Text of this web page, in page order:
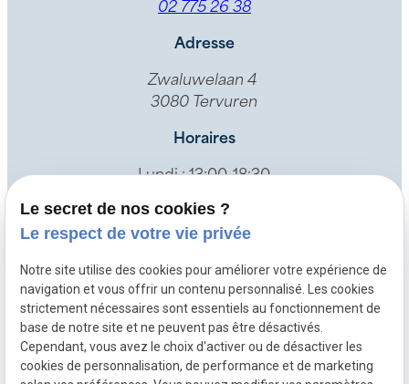
02 775 26 38
Adresse
Zwaluwelaan 4
3080 Tervuren
Horaires
Lundi : 13:00-18:30
Vendredi : 13:00-18:00
Samedi : 08:00-12:00
Accueil
Le secret de nos cookies ?
Le respect de votre vie privée
Notre site utilise des cookies pour améliorer votre expérience de
navigation et vous offrir un contenu personnalisé. Les cookies
strictement nécessaires sont essentiels au fonctionnement de
base de notre site et ne peuvent pas être désactivés.
Cependant, vous avez le choix d'activer ou de désactiver les
cookies de personnalisation, de performance et de marketing